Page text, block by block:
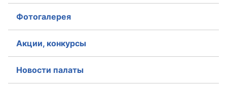
Фотогалерея
Акции, конкурсы
Новости палаты